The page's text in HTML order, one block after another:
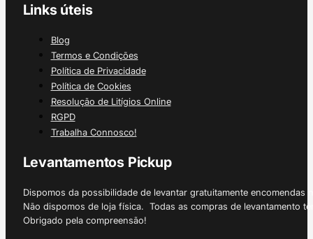
Links úteis
Blog
Termos e Condições
Política de Privacidade
Política de Cookies
Resolução de Litígios Online
RGPD
Trabalha Connosco!
Levantamentos Pickup
Dispomos da possibilidade de levantar gratuitamente
Não dispomos de loja física. Todas as compras de levantamento
Obrigado pela compreensão!